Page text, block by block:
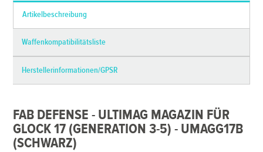
Artikelbeschreibung
Waffenkompatibilitätsliste
Herstellerinformationen/GPSR
FAB DEFENSE - ULTIMAG MAGAZIN FÜR
GLOCK 17 (GENERATION 3-5) - UMAGG17B
(SCHWARZ)